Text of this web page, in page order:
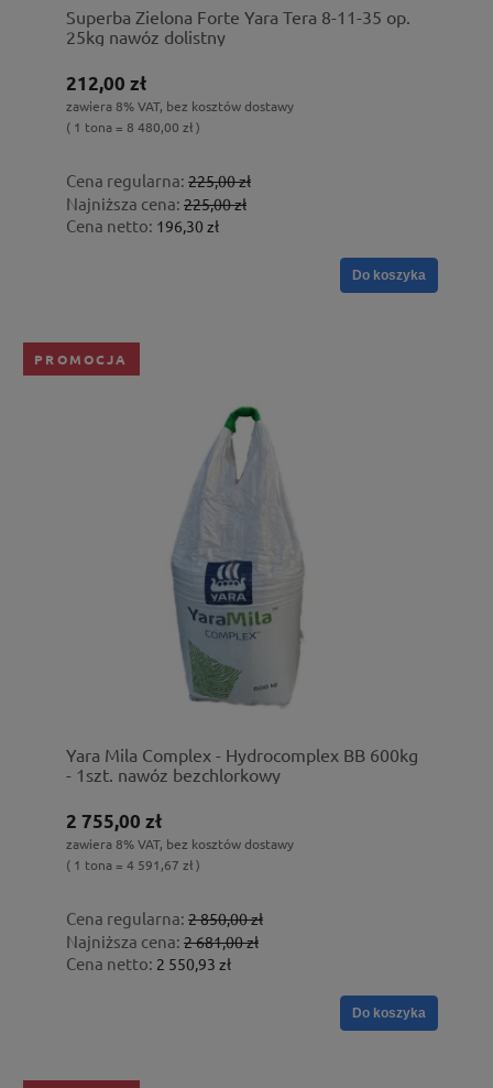
Superba Zielona Forte Yara Tera 8-11-35 op.
25kg nawóz dolistny
212,00 zł
zawiera 8% VAT, bez kosztów dostawy
( 1 tona = 8 480,00 zł )
Cena regularna: 225,00 zł
Najniższa cena: 225,00 zł
Cena netto: 196,30 zł
Do koszyka
Yara Mila Complex - Hydrocomplex BB 600kg
- 1szt. nawóz bezchlorkowy
2 755,00 zł
zawiera 8% VAT, bez kosztów dostawy
( 1 tona = 4 591,67 zł )
Cena regularna: 2 850,00 zł
Najniższa cena: 2 681,00 zł
Cena netto: 2 550,93 zł
Do koszyka
PROMOCJA